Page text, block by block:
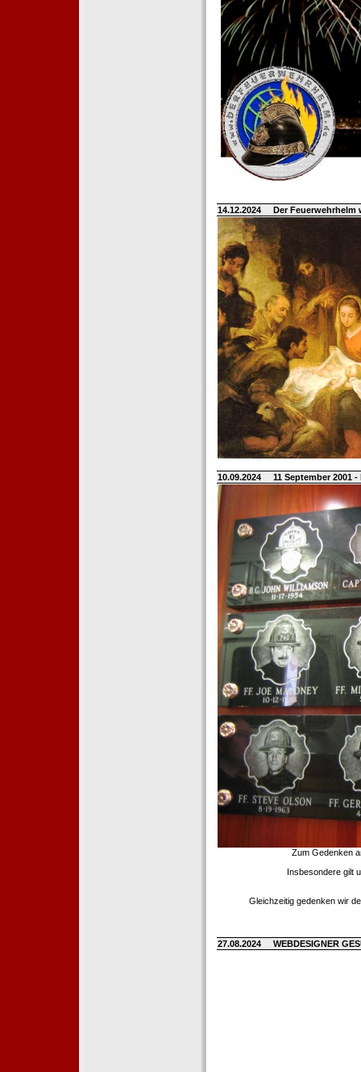
14.12.2024 Der
10.09.2024 11 September 2001
Zum Gedenken
Insbesondere gilt
Gleichzeitig gedenken wir
27.08.2024 WEBDESIGNER